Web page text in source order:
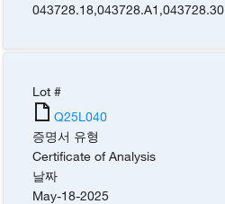
043728.18,043728.A1 ,043728.30
Lot #
Q25L040
증명서 유형
Certificate of Analysis
날짜
May-18-2025